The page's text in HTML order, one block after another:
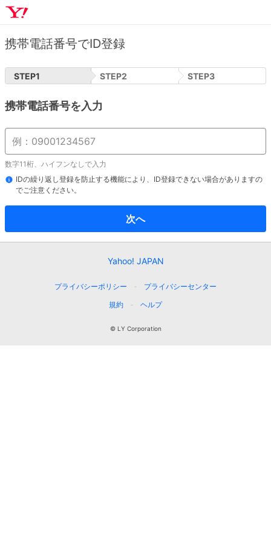
携帯電話番号でID登録
STEP1 STEP2 STEP3
携帯電話番号を入力
数字11桁、ハイフンなしで入力
IDの繰り返し登録を防止する機能により、ID登録できない場合がありますの
でご注意ください。
次へ
Yahoo! JAPAN
プライバシーポリシー
プライバシーセンター
規約
ヘルプ
© LY Corporation